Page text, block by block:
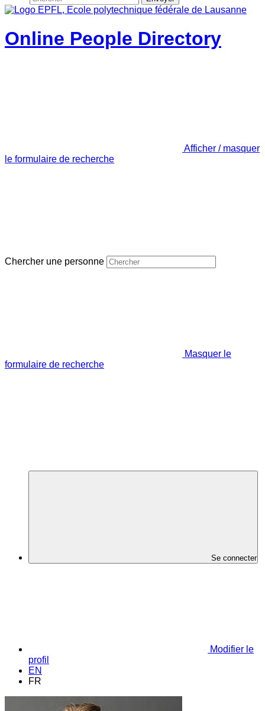
Online People Directory
Afficher / masquer
le formulaire de recherche
Chercher une personne
Masquer le
formulaire de recherche
Se connecter
Modifier le
profil
EN
FR